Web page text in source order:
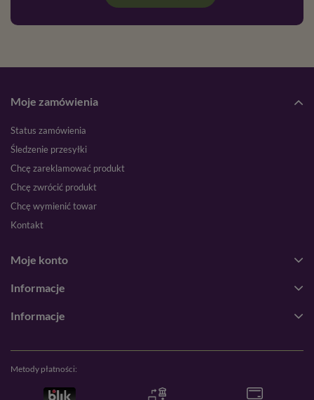
Moje zamówienia
Status zamówienia
Śledzenie przesyłki
Chcę zareklamować produkt
Chcę zwrócić produkt
Chcę wymienić towar
Kontakt
Moje konto
Informacje
Informacje
Metody płatności: